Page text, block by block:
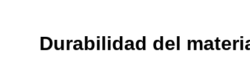
Durabilidad del